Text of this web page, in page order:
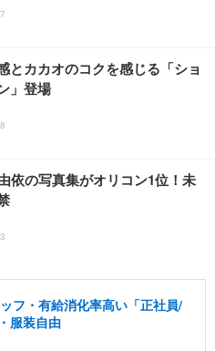
とカカオのコクを感じる「ショ
」登場
依の写真集がオリコン1位！未
フ・有給消化率高い「正社員/
服装自由